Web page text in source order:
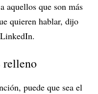
aquellos que son más
quieren hablar, dijo
relleno
puede que sea el